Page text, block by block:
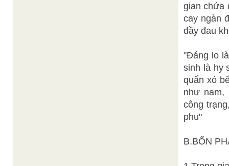
gian chứa
cay ngàn
đầy đau
"Đáng lo
sinh là hy
quẩn xó
như nam,
công
phu"
B.BỔN